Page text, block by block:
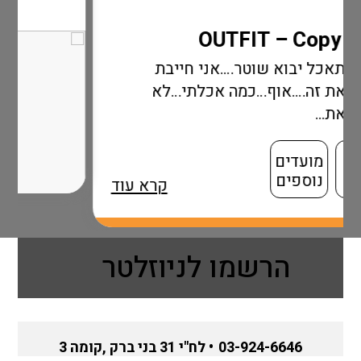
חייבת
אכלתי…לא
קרא עוד
הרשמו לניוזלטר
03-924-6646 • לח"י 31 בני ברק ,קומה 3